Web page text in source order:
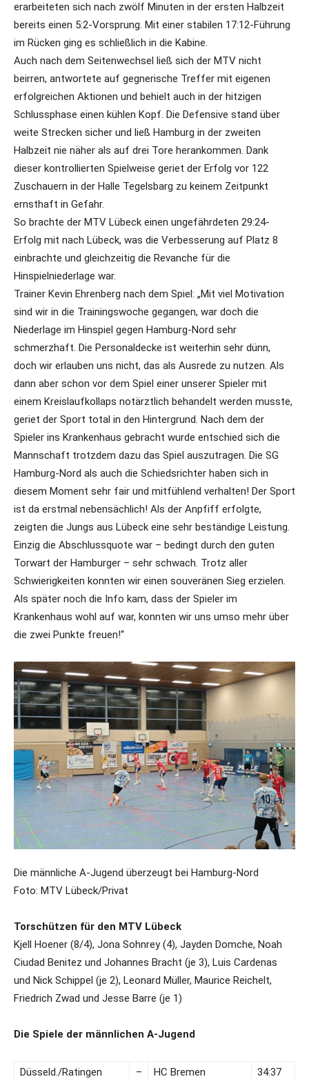
erarbeiteten sich nach zwölf Minuten in der ersten Halbzeit
bereits einen 5:2-Vorsprung. Mit einer stabilen 17:12-Führung
im Rücken ging es schließlich in die Kabine.
Auch nach dem Seitenwechsel ließ sich der MTV nicht
beirren, antwortete auf gegnerische Treffer mit eigenen
erfolgreichen Aktionen und behielt auch in der hitzigen
Schlussphase einen kühlen Kopf. Die Defensive stand über
weite Strecken sicher und ließ Hamburg in der zweiten
Halbzeit nie näher als auf drei Tore herankommen. Dank
dieser kontrollierten Spielweise geriet der Erfolg vor 122
Zuschauern in der Halle Tegelsbarg zu keinem Zeitpunkt
ernsthaft in Gefahr.
So brachte der MTV Lübeck einen ungefährdeten 29:24-
Erfolg mit nach Lübeck, was die Verbesserung auf Platz 8
einbrachte und gleichzeitig die Revanche für die
Hinspielniederlage war.
Trainer Kevin Ehrenberg nach dem Spiel: „Mit viel Motivation
sind wir in die Trainingswoche gegangen, war doch die
Niederlage im Hinspiel gegen Hamburg-Nord sehr
schmerzhaft. Die Personaldecke ist weiterhin sehr dünn,
doch wir erlauben uns nicht, das als Ausrede zu nutzen. Als
dann aber schon vor dem Spiel einer unserer Spieler mit
einem Kreislaufkollaps notärztlich behandelt werden musste,
geriet der Sport total in den Hintergrund. Nach dem der
Spieler ins Krankenhaus gebracht wurde entschied sich die
Mannschaft trotzdem dazu das Spiel auszutragen. Die SG
Hamburg-Nord als auch die Schiedsrichter haben sich in
diesem Moment sehr fair und mitfühlend verhalten! Der Sport
ist da erstmal nebensächlich! Als der Anpfiff erfolgte,
zeigten die Jungs aus Lübeck eine sehr beständige Leistung.
Einzig die Abschlussquote war – bedingt durch den guten
Torwart der Hamburger – sehr schwach. Trotz aller
Schwierigkeiten konnten wir einen souveränen Sieg erzielen.
Als später noch die Info kam, dass der Spieler im
Krankenhaus wohl auf war, konnten wir uns umso mehr über
die zwei Punkte freuen!“
Die männliche A-Jugend überzeugt bei Hamburg-Nord
Foto: MTV Lübeck/Privat
Torschützen für den MTV Lübeck
Kjell Hoener (8/4), Jona Sohnrey (4), Jayden Domche, Noah
Ciudad Benitez und Johannes Bracht (je 3), Luis Cardenas
und Nick Schippel (je 2), Leonard Müller, Maurice Reichelt,
Friedrich Zwad und Jesse Barre (je 1)
Die Spiele der männlichen A-Jugend
Düsseld./Ratingen – HC Bremen
34:37